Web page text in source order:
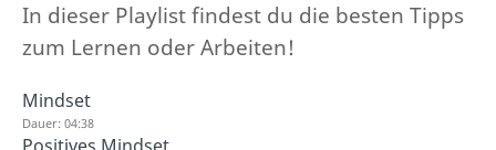
In dieser Playlist findest du die besten Tipps
zum Lernen oder Arbeiten!
Mindset
Dauer: 04:38